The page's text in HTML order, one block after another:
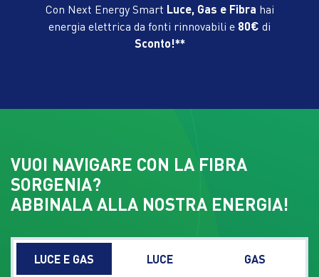
Con Next Energy Smart Luce, Gas e Fibra hai
energia elettrica da fonti rinnovabili e 80€ di
Sconto!**
VUOI NAVIGARE CON LA FIBRA
SORGENIA?
ABBINALA ALLA NOSTRA ENERGIA!
LUCE E GAS LUCE GAS